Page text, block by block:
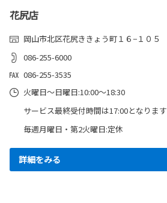
花尻店
岡山市北区花尻ききょう町１６−１０５
086-255-6000
086-255-3535
火曜日～日曜日:10:00～18:30
サービス最終受付時間は17:00となります
毎週月曜日・第2火曜日:定休
詳細をみる